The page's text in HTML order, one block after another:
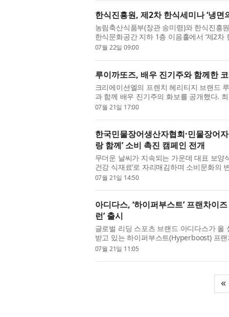
한식진흥원, 제2차 한식세미나 ‘냉면
농림축산식품부(장관 송미령)와 한식진흥
한식문화공간 지하 1층 이음홀에서 ‘제2
나는 여름철 인기 ...
07월 22일 09:00
루이까또즈, 배우 진기주와 함께한
크리에이션엘의 프렌치 헤리티지 브랜드
과 함께 배우 진기주의 화보를 공개했다.
선보인 배우 진기주...
07월 21일 17:00
한국민물장어생산자협회·민물장어
랑 함께’ 소비 촉진 캠페인 전개
무더운 날씨가 지속되는 가운데 대표 보양
건강 식재료’로 자리매김하며 소비문화의
래)와 민물장어자조금관...
07월 21일 14:50
아디다스, ‘하이퍼부스트’ 프랜차이
런’ 출시
글로벌 리딩 스포츠 브랜드 아디다스가
받고 있는 하이퍼부스트(Hyperboost) 프
Run)’과 새로운 컬러웨이를...
07월 21일 11:05
«